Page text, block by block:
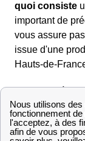
quoi consiste
important de
vous assure
issue d'une
Hauts-de-
S'abonner à un
cependant aux
fournisseur
l'équivalent de